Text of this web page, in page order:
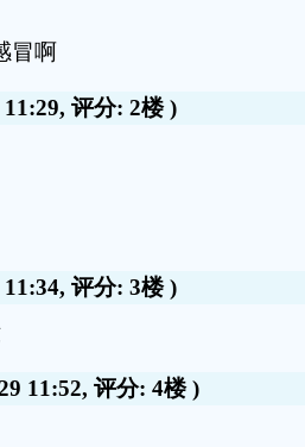
冒啊
评分: 2楼)
评分: 3楼)
11:52, 评分: 4楼)